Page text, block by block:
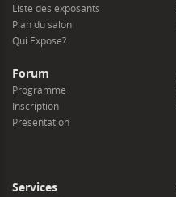
Qui Expose?
Liste des exposants
Plan du salon
Forum
Présentation
Programme
Inscription
Services